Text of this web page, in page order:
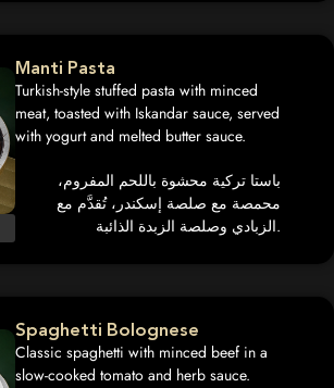
Manti Pasta
Turkish-style stuffed pasta with minced
meat, toasted with Iskandar sauce, served
with yogurt and melted butter sauce.
باستا تركية محشوة باللحم المفروم،
محمصة مع صلصة إسكندر، تُقدَّم مع
الزبادي وصلصة الزبدة الذائبة.
Spaghetti Bolognese
Classic spaghetti with minced beef in a
slow-cooked tomato and herb sauce.